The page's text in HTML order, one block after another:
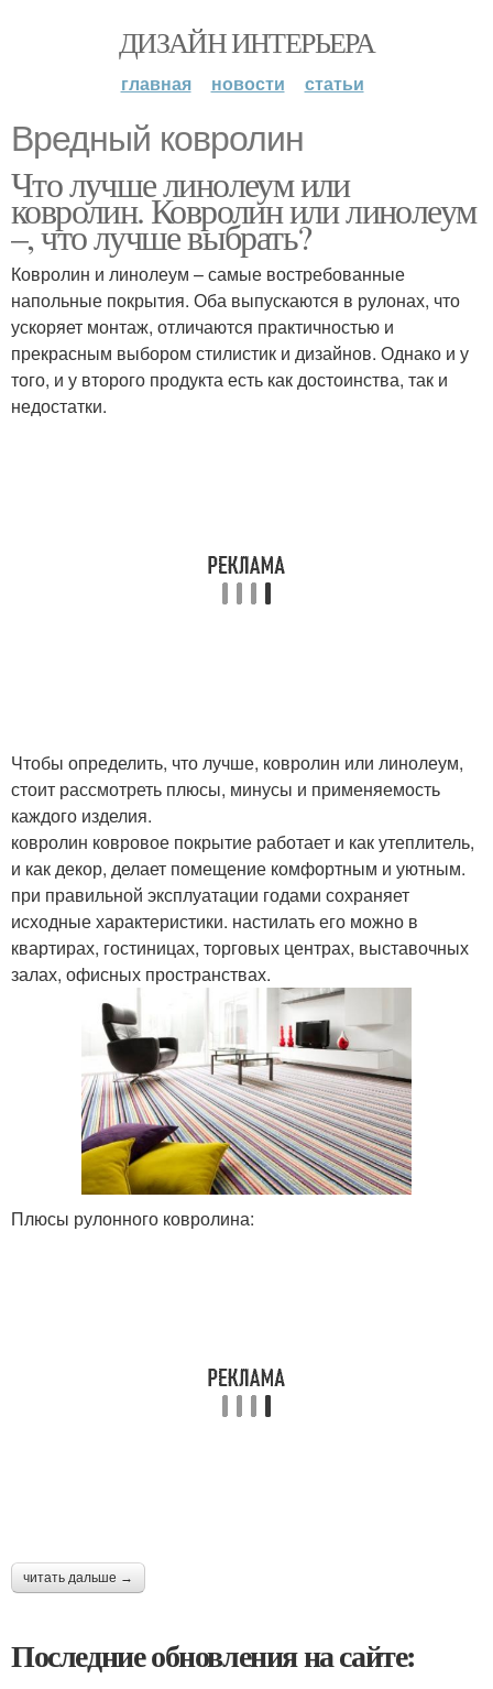
ДИЗАЙН ИНТЕРЬЕРА
главная новости статьи
Вредный ковролин
Что лучше линолеум или
ковролин. Ковролин или линолеум
–, что лучше выбрать?
Ковролин и линолеум – самые востребованные
напольные покрытия. Оба выпускаются в рулонах, что
ускоряет монтаж, отличаются практичностью и
прекрасным выбором стилистик и дизайнов. Однако и у
того, и у второго продукта есть как достоинства, так и
недостатки.
Чтобы определить, что лучше, ковролин или линолеум,
стоит рассмотреть плюсы, минусы и применяемость
каждого изделия.
ковролин ковровое покрытие работает и как утеплитель,
и как декор, делает помещение комфортным и уютным.
при правильной эксплуатации годами сохраняет
исходные характеристики. настилать его можно в
квартирах, гостиницах, торговых центрах, выставочных
залах, офисных пространствах.
Плюсы рулонного ковролина:
читать дальше →
Последние обновления на сайте: